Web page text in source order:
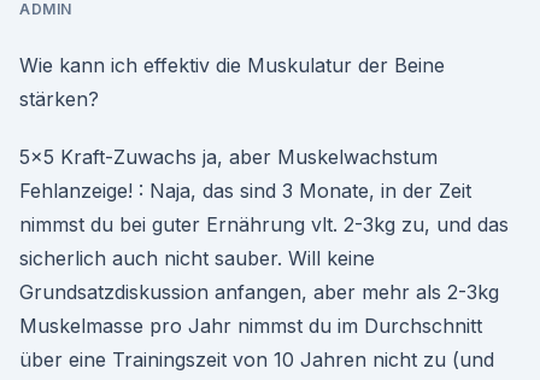
ADMIN
Wie kann ich effektiv die Muskulatur der Beine
stärken?
5x5 Kraft-Zuwachs ja, aber Muskelwachstum
Fehlanzeige! : Naja, das sind 3 Monate, in der Zeit
nimmst du bei guter Ernährung vlt. 2-3kg zu, und das
sicherlich auch nicht sauber. Will keine
Grundsatzdiskussion anfangen, aber mehr als 2-3kg
Muskelmasse pro Jahr nimmst du im Durchschnitt
über eine Trainingszeit von 10 Jahren nicht zu (und